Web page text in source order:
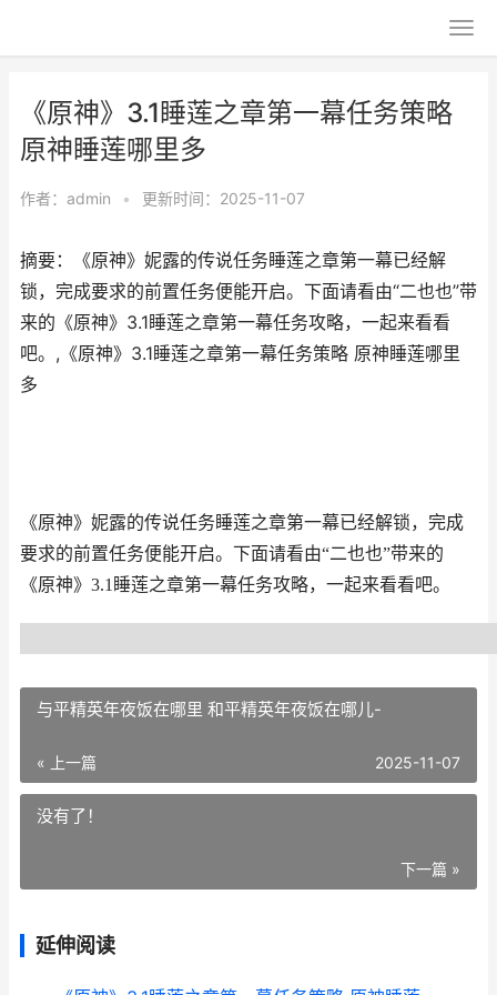
《原神》3.1睡莲之章第一幕任务策略
原神睡莲哪里多
作者： admin • 更新时间：2025-11-07
摘要：《原神》妮露的传说任务睡莲之章第一幕已经解
锁，完成要求的前置任务便能开启。下面请看由“二也也”带
来的《原神》3.1睡莲之章第一幕任务攻略，一起来看看
吧。,《原神》3.1睡莲之章第一幕任务策略 原神睡莲哪里
多
《原神》妮露的传说任务睡莲之章第一幕已经解锁，完成
要求的前置任务便能开启。下面请看由“二也也”带来的
《原神》3.1睡莲之章第一幕任务攻略，一起来看看吧。
与平精英年夜饭在哪里 和平精英年夜饭在哪儿-
« 上一篇 2025-11-07
没有了！
下一篇 »
延伸阅读